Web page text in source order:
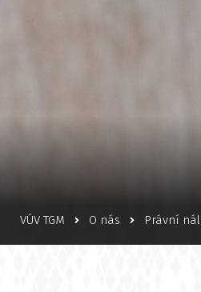
VÚV TGM O nás Právní